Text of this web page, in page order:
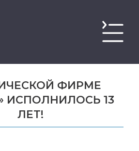
ФИРМЕ
ИСПОЛНИЛОСЬ 13
ЛЕТ!